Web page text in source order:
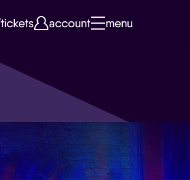
tickets account menu